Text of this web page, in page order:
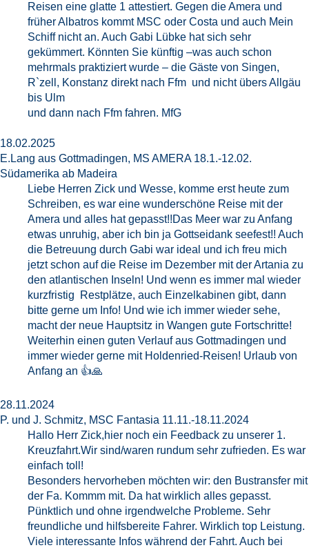
Reisen eine glatte 1 attestiert. Gegen die Amera und
früher Albatros kommt MSC oder Costa und auch Mein
Schiff nicht an. Auch Gabi Lübke hat sich sehr
gekümmert. Könnten Sie künftig –was auch schon
mehrmals praktiziert wurde – die Gäste von Singen,
R`zell, Konstanz direkt nach Ffm und nicht übers Allgäu
bis Ulm
und dann nach Ffm fahren. MfG
18.02.2025
E.Lang aus Gottmadingen, MS AMERA 18.1.-12.02.
Südamerika ab Madeira
Liebe Herren Zick und Wesse, komme erst heute zum
Schreiben, es war eine wunderschöne Reise mit der
Amera und alles hat gepasst!!Das Meer war zu Anfang
etwas unruhig, aber ich bin ja Gottseidank seefest!! Auch
die Betreuung durch Gabi war ideal und ich freu mich
jetzt schon auf die Reise im Dezember mit der Artania zu
den atlantischen Inseln! Und wenn es immer mal wieder
kurzfristig Restplätze, auch Einzelkabinen gibt, dann
bitte gerne um Info! Und wie ich immer wieder sehe,
macht der neue Hauptsitz in Wangen gute Fortschritte!
Weiterhin einen guten Verlauf aus Gottmadingen und
immer wieder gerne mit Holdenried-Reisen! Urlaub von
Anfang an 👍🙏
28.11.2024
P. und J. Schmitz, MSC Fantasia 11.11.-18.11.2024
Hallo Herr Zick,hier noch ein Feedback zu unserer 1.
Kreuzfahrt.Wir sind/waren rundum sehr zufrieden. Es war
einfach toll!
Besonders hervorheben möchten wir: den Bustransfer mit
der Fa. Kommm mit. Da hat wirklich alles gepasst.
Pünktlich und ohne irgendwelche Probleme. Sehr
freundliche und hilfsbereite Fahrer. Wirklich top Leistung.
Viele interessante Infos während der Fahrt. Auch bei